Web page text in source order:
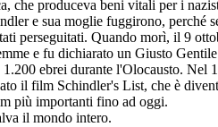
che produceva beni vitali per i
e sua moglie fuggirono, perché
perseguitati. Quando morì, il 9
e fu dichiarato un Giusto
ebrei durante l'Olocausto. Nel
il film Schindler's List, che è
più importanti fino ad oggi.
il mondo intero.